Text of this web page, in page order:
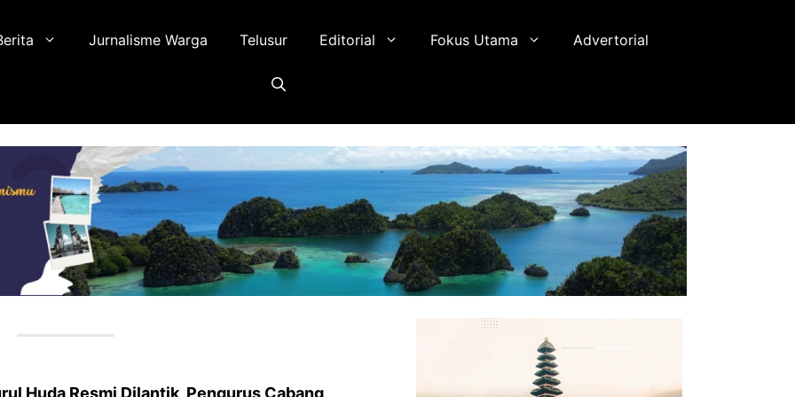
Jurnalisme Warga Telusur Editorial Fokus Utama Advertorial
Huda Resmi Dilantik, Pengurus Cabang